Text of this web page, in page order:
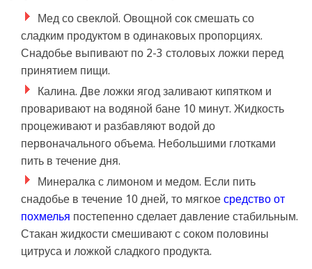
Мед со свеклой. Овощной сок смешать со
сладким продуктом в одинаковых пропорциях.
Снадобье выпивают по 2-3 столовых ложки перед
принятием пищи.
Калина. Две ложки ягод заливают кипятком и
проваривают на водяной бане 10 минут. Жидкость
процеживают и разбавляют водой до
первоначального объема. Небольшими глотками
пить в течение дня.
Минералка с лимоном и медом. Если пить
снадобье в течение 10 дней, то мягкое средство от
похмелья постепенно сделает давление стабильным.
Стакан жидкости смешивают с соком половины
цитруса и ложкой сладкого продукта.